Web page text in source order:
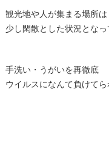
観光地や人が集まる場所は
少し閑散とした状況とな
手洗い・うがいを再徹底
ウイルスになんて負けて